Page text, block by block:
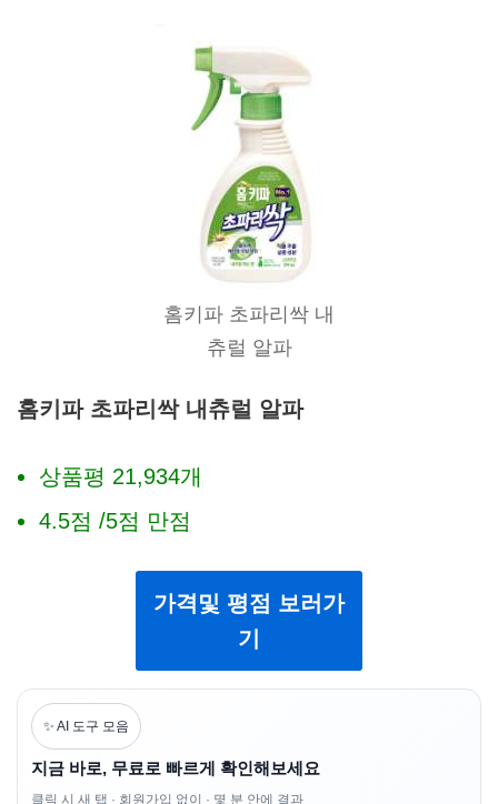
홈키파 초파리싹 내
츄럴 알파
홈키파 초파리싹 내츄럴 알파
상품평 21,934개
4.5점 /5점 만점
가격및 평점 보러가
기
✨ AI 도구 모음
지금 바로, 무료로 빠르게 확인해보세요
클릭 시 새 탭 · 회원가입 없이 · 몇 분 안에 결과